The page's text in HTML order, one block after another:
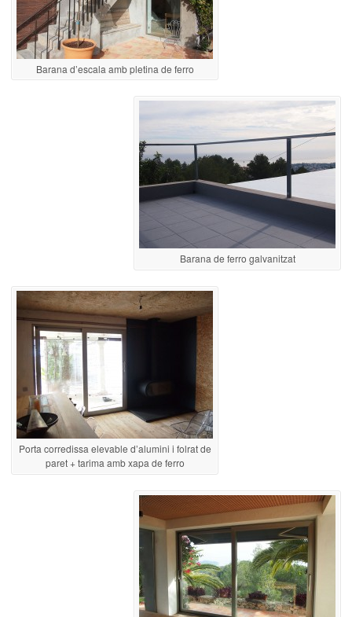
Barana d’escala amb pletina de ferro
Barana de ferro galvanitzat
Porta corredissa elevable d’alumini i folrat de
paret + tarima amb xapa de ferro